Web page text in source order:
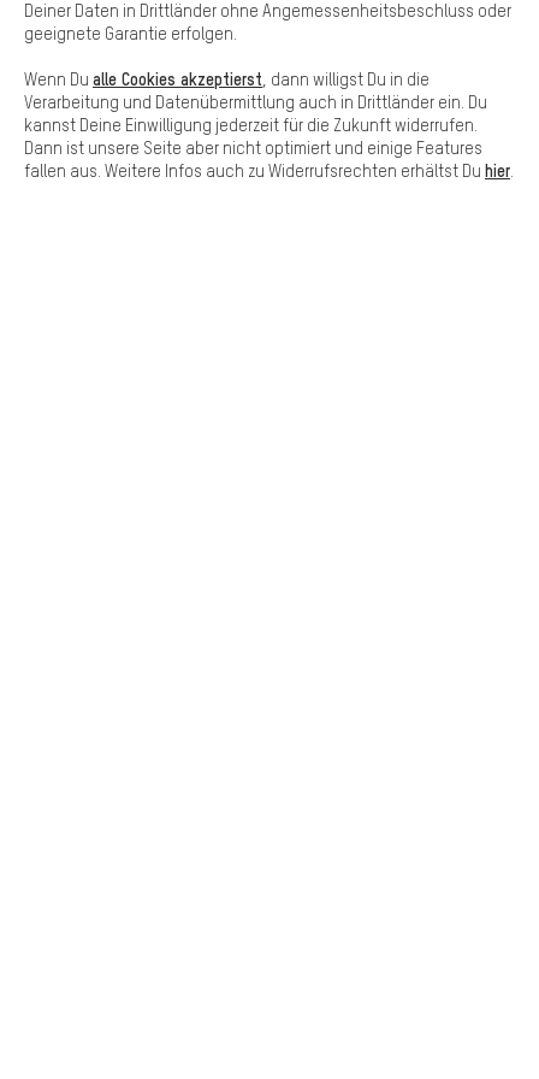
#DEINBIKEBRAUCHTDAS
Deiner Daten in Drittländer ohne Angemessenheitsbeschluss oder
geeignete Garantie erfolgen.
Wenn Du alle Cookies akzeptierst , dann willigst Du in die
Verarbeitung und Datenübermittlung auch in Drittländer ein. Du
kannst Deine Einwilligung jederzeit für die Zukunft widerrufen.
Dann ist unsere Seite aber nicht optimiert und einige Features
fallen aus. Weitere Infos auch zu Widerrufsrechten erhältst Du hier